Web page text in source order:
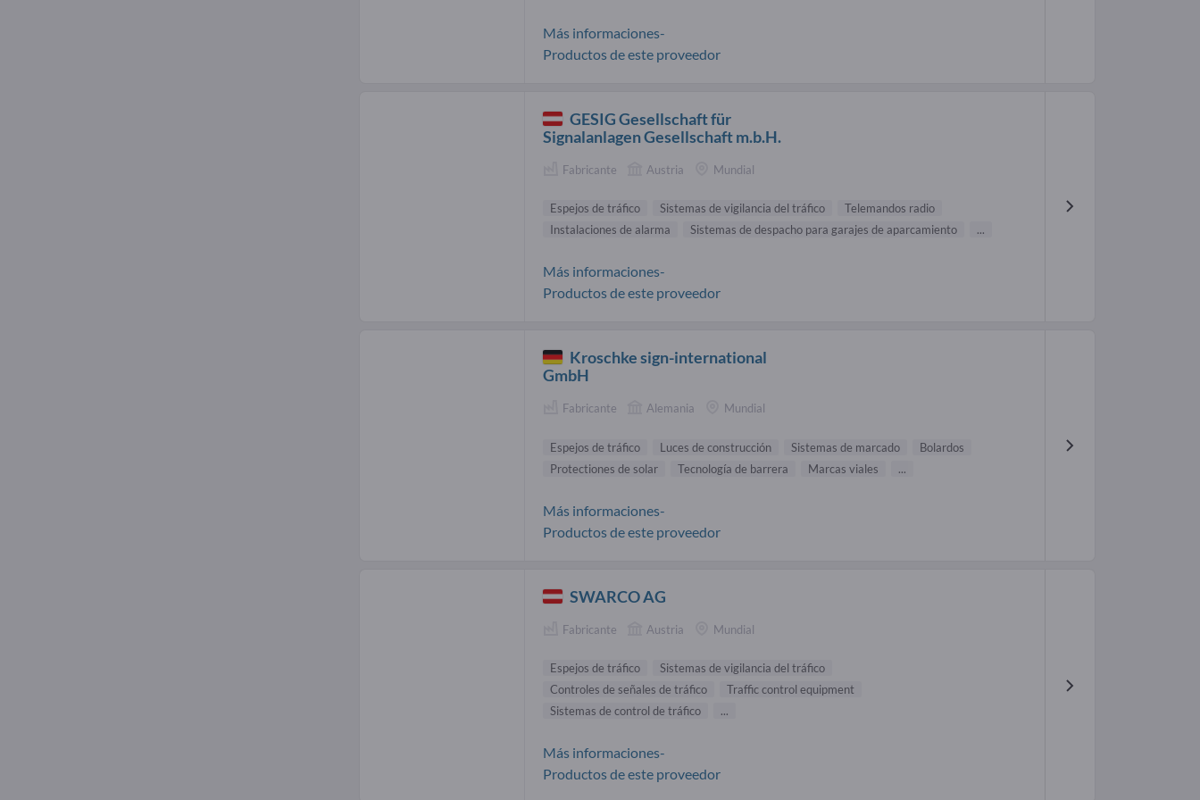
Más informaciones-
Productos de este proveedor
GESIG Gesellschaft für
Signalanlagen Gesellschaft m.b.H.
Fabricante Austria Mundial
Espejos de tráfico Sistemas de vigilancia del tráfico
Telemandos radio
Instalaciones de alarma
Sistemas de despacho para garajes de aparcamiento ...
Más informaciones-
Productos de este proveedor
Kroschke sign-international
GmbH
Fabricante Alemania Mundial
Espejos de tráfico Luces de construcción Sistemas de marcado
Bolardos
Protectiones de solar
Tecnología de barrera Marcas viales ...
Más informaciones-
Productos de este proveedor
SWARCO AG
Fabricante Austria Mundial
Espejos de tráfico
Sistemas de vigilancia del tráfico
Controles de señales de tráfico
Traffic control equipment
Sistemas de control de tráfico
...
Más informaciones-
Productos de este proveedor